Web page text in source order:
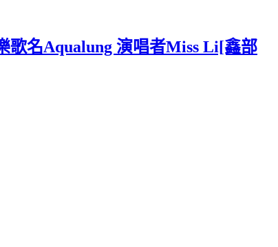
歌名Aqualung 演唱者Miss Li[鑫部